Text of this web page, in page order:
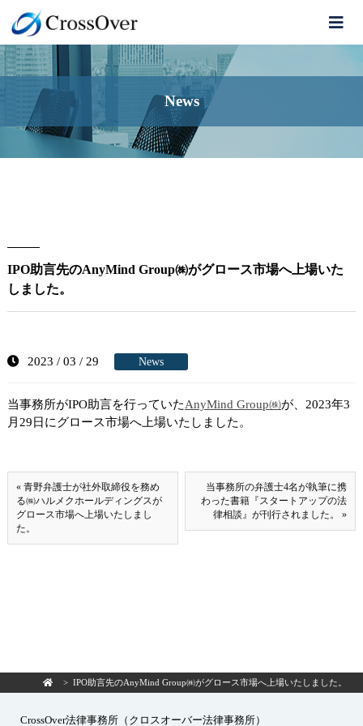
News
IPO助言先のAnyMind Group㈱がグロース市場へ上場いた
しました。
2023 / 03 / 29 News
当事務所がIPO助言を行っていたAnyMind Group㈱が、2023年3
月29日にグロース市場へ上場いたしました。
« 青野弁護士が社外取締役を務め
る㈱ハルメクホールディングスが
グロース市場へ上場いたしまし
た。
当事務所の弁護士4名が執筆に携
わった書籍『スタートアップの法
律相談』が刊行されました。 »
> IPO助言先のAnyMind Group㈱がグロース市場へ上場いたしました。
CrossOver法律事務所（クロスオーバー法律事務所）